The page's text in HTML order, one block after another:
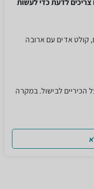
קולט אדים עם ארובה
הכיריים לבישול. במקרה